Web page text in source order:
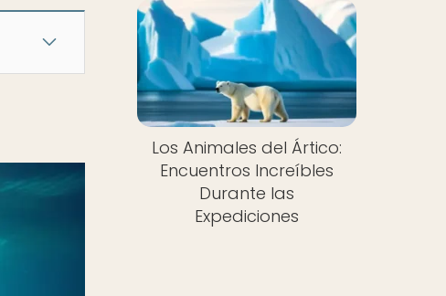
Los Animales del Ártico:
Encuentros Increíbles
Durante las
Expediciones